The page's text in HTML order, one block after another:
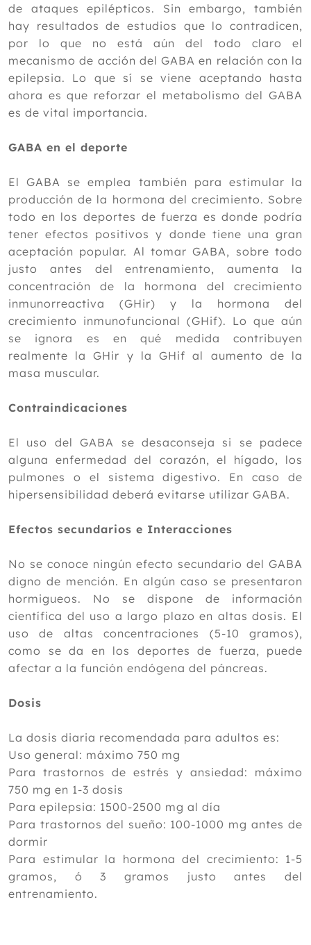
de ataques epilépticos. Sin embargo, también
hay resultados de estudios que lo contradicen,
por lo que no está aún del todo claro el
mecanismo de acción del GABA en relación con la
epilepsia. Lo que sí se viene aceptando hasta
ahora es que reforzar el metabolismo del GABA
es de vital importancia.
GABA en el deporte
El GABA se emplea también para estimular la
producción de la hormona del crecimiento. Sobre
todo en los deportes de fuerza es donde podría
tener efectos positivos y donde tiene una gran
aceptación popular. Al tomar GABA, sobre todo
justo antes del entrenamiento, aumenta la
concentración de la hormona del crecimiento
inmunorreactiva (GHir) y la hormona del
crecimiento inmunofuncional (GHif). Lo que aún
se ignora es en qué medida contribuyen
realmente la GHir y la GHif al aumento de la
masa muscular.
Contraindicaciones
El uso del GABA se desaconseja si se padece
alguna enfermedad del corazón, el hígado, los
pulmones o el sistema digestivo. En caso de
hipersensibilidad deberá evitarse utilizar GABA.
Efectos secundarios e Interacciones
No se conoce ningún efecto secundario del GABA
digno de mención. En algún caso se presentaron
hormigueos. No se dispone de información
científica del uso a largo plazo en altas dosis. El
uso de altas concentraciones (5-10 gramos),
como se da en los deportes de fuerza, puede
afectar a la función endógena del páncreas.
Dosis
La dosis diaria recomendada para adultos es:
Uso general: máximo 750 mg
Para trastornos de estrés y ansiedad: máximo
750 mg en 1-3 dosis
Para epilepsia: 1500-2500 mg al día
Para trastornos del sueño: 100-1000 mg antes de
dormir
Para estimular la hormona del crecimiento: 1-5
gramos, ó 3 gramos justo antes del
entrenamiento.